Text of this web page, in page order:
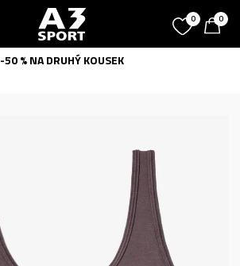
0 0
-50 % NA DRUHÝ KOUSEK